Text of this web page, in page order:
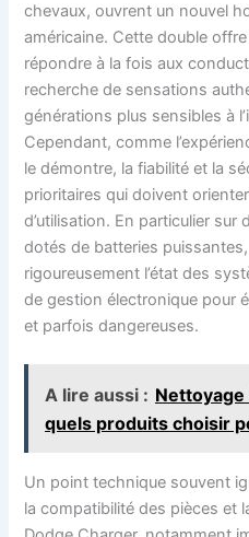
chevaux, ouvrent un nouvel
américaine. Cette double
répondre à la fois aux
recherche de sensations
générations plus sensibles à
Cependant, comme
le démontre, la fiabilité et la
prioritaires qui doivent
d’utilisation. En particulier sur
dotés de batteries
rigoureusement l’état des
de gestion électronique pour
et parfois dangereuses.
A lire aussi :
quels produits choisir
Un point technique souvent
la compatibilité des pièces et